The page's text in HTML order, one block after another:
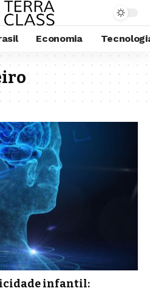
Economia
infantil: